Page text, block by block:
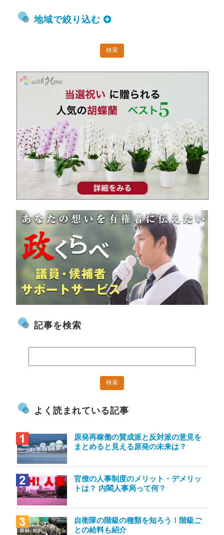
地域で絞り込む
記事を検索
よく読まれている記事
原発再稼働の賛成派と反対派の意見を
まとめると見える原発の未来は？
官僚の人事制度のメリット・デメリッ
トは？ 内閣人事局って何？
自衛隊の階級の種類を知ろう！階級ご
との給料も紹介